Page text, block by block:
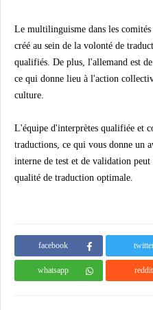
Le multilinguisme dans les comités
créé au sein de la volonté de
qualifiés. De plus, l'allemand est
ce qui donne lieu à l'action
culture.
L'équipe d'interprètes qualifiée et
traductions, ce qui vous donne un
interne de test et de validation peut
qualité de traduction optimale.
facebook
whatsapp reddit